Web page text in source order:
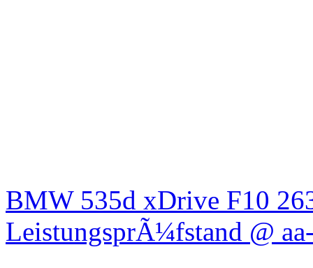
BMW 535d xDrive F10
LeistungsprÃ¼fstand @